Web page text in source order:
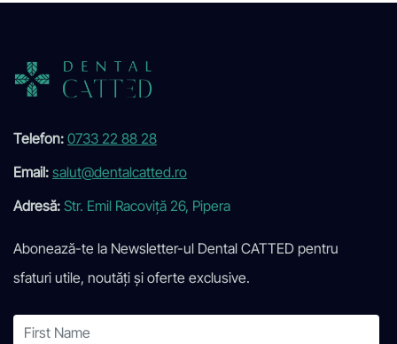
Telefon:0733 22 88 28
Email:salut@dentalcatted.ro
Adresă:Str. Emil Racoviță 26, Pipera
Abonează-te la Newsletter-ul Dental CATTED pentru
sfaturi utile, noutăți și oferte exclusive.